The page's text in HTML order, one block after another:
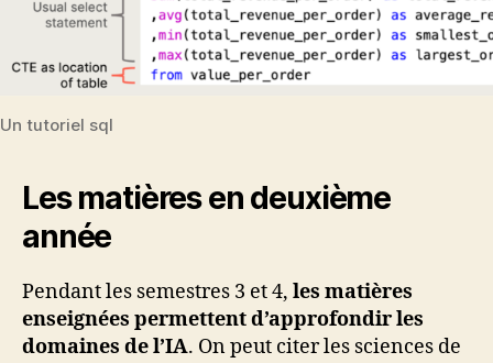
Un tutoriel sql
Les matières en deuxième
année
Pendant les semestres 3 et 4, les matières
enseignées permettent d’approfondir les
domaines de l’IA. On peut citer les sciences de